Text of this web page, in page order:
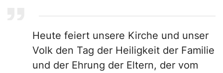
Heute feiert unsere Kirche und unser
Volk den Tag der Heiligkeit der Familie
und der Ehrung der Eltern, der vom